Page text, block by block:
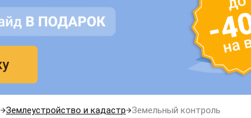
Землеустройство и кадастр Земельный контроль